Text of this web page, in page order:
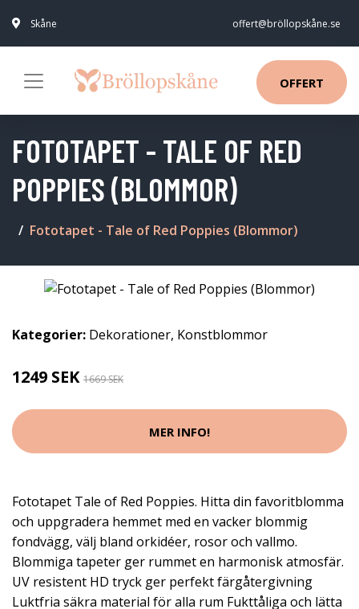
Skåne offert@bröllopskåne.se
OFFERT
FOTOTAPET - TALE OF RED
POPPIES (BLOMMOR)
Fototapet - Tale of Red Poppies (Blommor)
Kategorier: Dekorationer, Konstblommor
1249 SEK 1669 SEK
MER INFO!
Fototapet Tale of Red Poppies. Hitta din favoritblomma
och uppgradera hemmet med en vacker blommig
fondvägg, välj bland orkidéer, rosor och vallmo.
Blommiga tapeter ger rummet en harmonisk atmosfär.
UV resistent HD tryck ger perfekt färgåtergivning
Luktfria säkra material för alla rum Fukttåliga och lätta